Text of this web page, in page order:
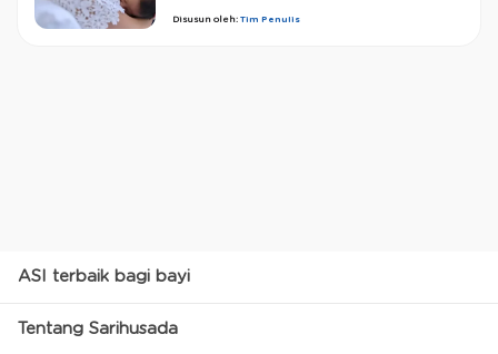
Disusun oleh: Tim Penulis
ASI terbaik bagi bayi
Tentang Sarihusada